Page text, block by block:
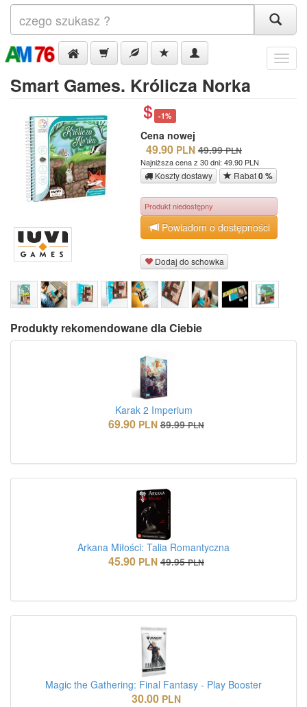
Menu
Smart Games. Królicza Norka
-1%
Cena nowej
49.90 PLN 49.99 PLN
Najniższa cena z 30 dni: 49.90 PLN
Koszty dostawy Rabat0 %
Produkt niedostępny
Powiadom o dostępności
Dodaj do schowka
Produkty rekomendowane dla Ciebie
Karak 2 Imperium
69.90 PLN 89.99 PLN
Arkana Miłości: Talia Romantyczna
45.90 PLN 49.95 PLN
Magic the Gathering: Final Fantasy - Play Booster
30.00 PLN